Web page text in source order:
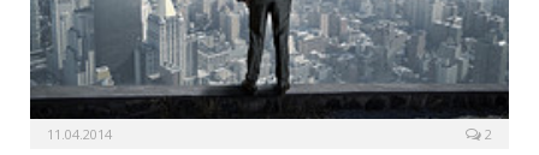
11.04.2014 2